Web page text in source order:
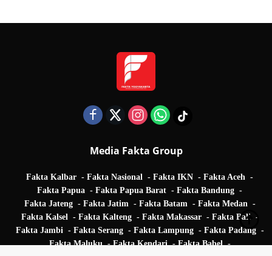
Media Fakta Group
Fakta Kalbar Fakta Nasional Fakta IKN
Fakta Aceh
Fakta Papua
Fakta Papua Barat
Fakta Bandung
Fakta Jateng
Fakta Jatim Fakta Batam
Fakta Medan
Fakta Kalsel
Fakta Kalteng Fakta Makassar
Fakta Bali
Fakta Jambi
Fakta Serang Fakta Lampung
Fakta Padang
Fakta Maluku
Fakta Kendari
Fakta Babel